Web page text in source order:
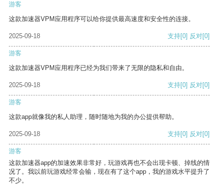
游客
这款加速器VPM应用程序可以给你提供最高速度和安全性的连接。
2025-09-18 支持[0] 反对[0]
游客
这款加速器VPM应用程序已经为我们带来了无限的隐私和自由。
2025-09-18 支持[0] 反对[0]
游客
这款app就像我的私人助理，随时随地为我的办公提供帮助。
2025-09-18 支持[0] 反对[0]
游客
这款加速器app的加速效果非常好，玩游戏再也不会出现卡顿、掉线的情
况了。我以前玩游戏经常会输，现在有了这个app，我的游戏水平提升了
不少。